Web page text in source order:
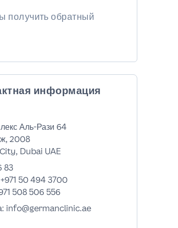
получить обратный
информация
Аль-Рази 64
2008
Dubai UAE
83
+971 50 494 3700
508 506 556
info@germanclinic.ae